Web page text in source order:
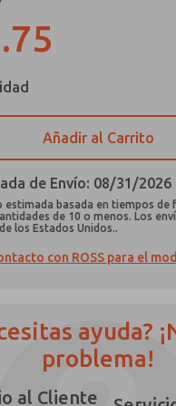
Añadir al Carrito
de Envío: 08/31/2026
estimada basada en tiempos de
de 10 o menos. Los
los Estados Unidos..
con ROSS para el
ayuda?
problema!
al Cliente
Contacto Preferido?
Teléfono
actualizaciones
capacidades del
la política de
a procesar y
Al enviar el formulario
el procesamiento.